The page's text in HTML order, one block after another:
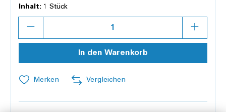
Inhalt: 1 Stück
In den Warenkorb
Merken Vergleichen